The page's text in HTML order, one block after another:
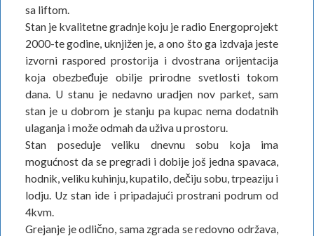
sa liftom.
Stan je kvalitetne gradnje koju je radio Energoprojekt
2000-te godine, uknjižen je, a ono što ga izdvaja jeste
izvorni raspored prostorija i dvostrana orijentacija
koja obezbeđuje obilje prirodne svetlosti tokom
dana. U stanu je nedavno uradjen nov parket, sam
stan je u dobrom je stanju pa kupac nema dodatnih
ulaganja i može odmah da uživa u prostoru.
Stan poseduje veliku dnevnu sobu koja ima
mogućnost da se pregradi i dobije još jedna spavaca,
hodnik, veliku kuhinju, kupatilo, dečiju sobu, trpeaziju i
lodju. Uz stan ide i pripadajući prostrani podrum od
4kvm.
Grejanje je odlično, sama zgrada se redovno održava,